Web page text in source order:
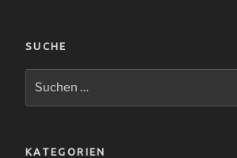
die
Glasfaser
und
DSL-
SUCHE
KATEGORIEN